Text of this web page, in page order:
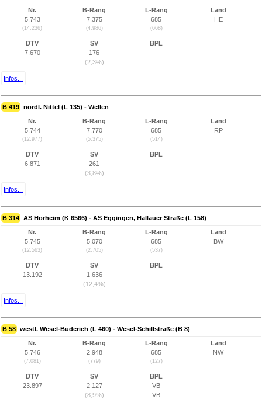
Nr.
5.743
(14.236)
B-Rang
7.375
(4.986)
L-Rang
685
(668)
Land
HE
DTV
7.670
SV
176
(2,3%)
BPL
Infos...
B 419 nördl. Nittel (L 135) - Wellen
Nr.
5.744
(12.977)
B-Rang
7.770
(5.375)
L-Rang
685
(514)
Land
RP
DTV
6.871
SV
261
(3,8%)
BPL
Infos...
B 314 AS Horheim (K 6566) - AS Eggingen, Hallauer Straße (L 158)
Nr.
5.745
(12.563)
B-Rang
5.070
(2.705)
L-Rang
685
(537)
Land
BW
DTV
13.192
SV
1.636
(12,4%)
BPL
Infos...
B 58 westl. Wesel-Büderich (L 460) - Wesel-Schillstraße (B 8)
Nr.
5.746
(7.081)
B-Rang
2.948
(779)
L-Rang
685
(127)
Land
NW
DTV
23.897
SV
2.127
(8,9%)
BPL
VB
VB